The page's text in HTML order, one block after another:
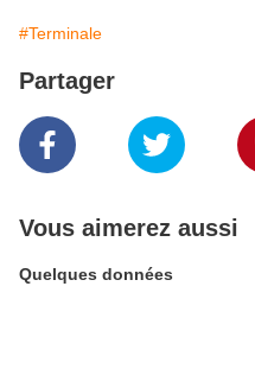
#Terminale
Partager
Vous aimerez aussi
Quelques données